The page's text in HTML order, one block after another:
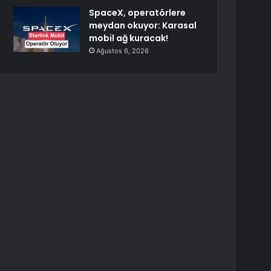
SpaceX, operatörlere
meydan okuyor: Karasal
mobil ağ kuracak!
Ağustos 6, 2026